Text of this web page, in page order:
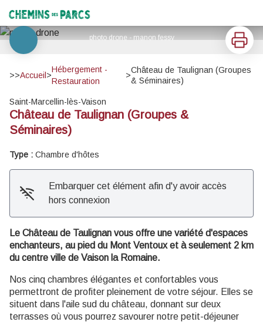
Chemins des Parcs
photo drone - manon fessy
Voir l'image en plein écran
Imprimer
>>Accueil >
Hébergement -
Restauration
>
Château de Taulignan (Groupes
& Séminaires)
Saint-Marcellin-lès-Vaison
Château de Taulignan (Groupes &
Séminaires)
Type : Chambre d'hôtes
Embarquer cet élément afin d'y avoir accès
hors connexion
Le Château de Taulignan vous offre une variété d'espaces
enchanteurs, au pied du Mont Ventoux et à seulement 2 km
du centre ville de Vaison la Romaine.
Nos cinq chambres élégantes et confortables vous
permettront de profiter pleinement de votre séjour. Elles se
situent dans l'aile sud du château, donnant sur deux
terrasses où vous pourrez savourer notre petit-déjeuner